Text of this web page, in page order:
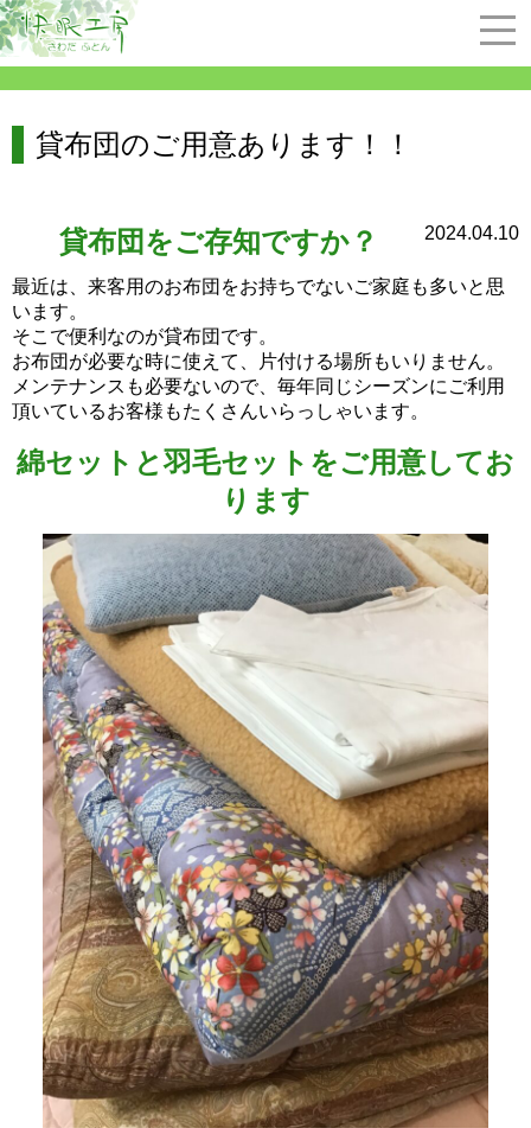
貸布団のご用意あります！！
2024.04.10
貸布団をご存知ですか？
最近は、来客用のお布団をお持ちでないご家庭も多いと思
います。
そこで便利なのが貸布団です。
お布団が必要な時に使えて、片付ける場所もいりません。
メンテナンスも必要ないので、毎年同じシーズンにご利用
頂いているお客様もたくさんいらっしゃいます。
綿セットと羽毛セットをご用意してお
ります